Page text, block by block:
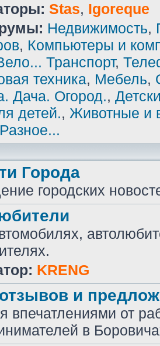
Stas, Igoreque
Недвижимость,
, Компьютеры и
Транспорт,
техника, Мебель,
Дача. Огород.,
детей., Животные и
Разное...
Города
городских
KRENG
и
впечатлениями от
в